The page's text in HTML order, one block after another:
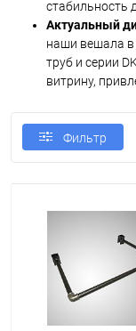
стабильность
Актуальный
наши вешала в
труб и серии
витрину,
Фильтр